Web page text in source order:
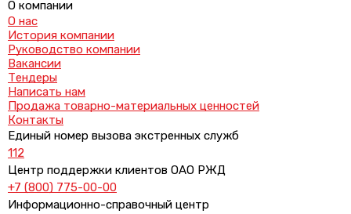
О компании
О нас
История компании
Руководство компании
Вакансии
Тендеры
Написать нам
Продажа товарно-материальных ценностей
Контакты
Единый номер вызова экстренных служб
112
Центр поддержки клиентов ОАО РЖД
+7 (800) 775-00-00
Информационно-справочный центр